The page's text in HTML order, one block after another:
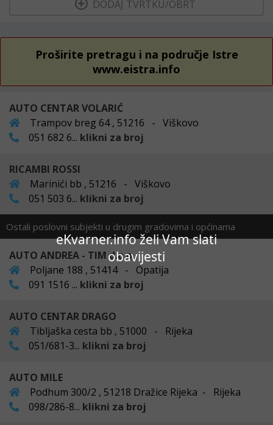
eKvarner.info želi Vam slati
obavijesti
DODAJ TVRTKU/OBRT
Proširite pretragu i na područje Istre
www.eistra.info
AUTO CENTAR VOLARIĆ
Trampov breg 64 , 51216 - Viškovo
051 682 6... klikni za broj
RICAMBI ROSSI
Marinići bb , 51216 - Viškovo
051 503 6... klikni za broj
Ostali poslovni subjekti u drugim gradovima i općinama
AUTO ANDREA - TIM d.o.o.
Poljane 188 , 51414 - Opatija
091 1516 ... klikni za broj
AUTO CENTAR DRAGO
Tibljaška cesta bb , 51000 - Rijeka
051/681-3... klikni za broj
AUTO MILE
Podhum 300/2 , 51218 Dražice Rijeka - Rijeka
098/286-8... klikni za broj